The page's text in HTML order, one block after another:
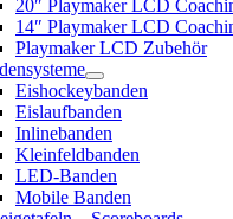
20″ Playmaker LCD
14″ Playmaker LCD
Playmaker LCD Zubehör
Eishockeybanden
Eislaufbanden
Inlinebanden
Kleinfeldbanden
LED-Banden
Mobile Banden